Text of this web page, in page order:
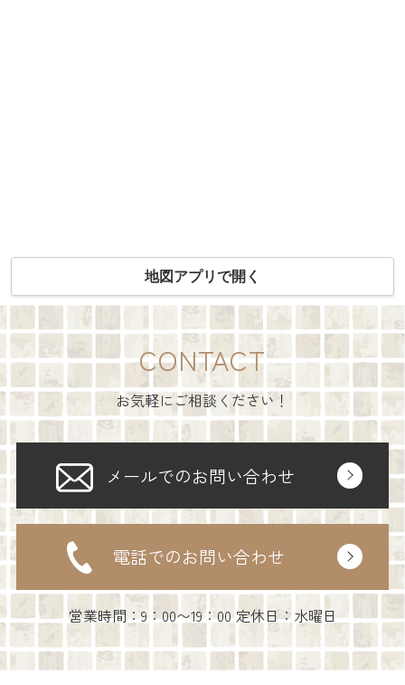
地図アプリで開く
CONTACT
お気軽にご相談ください！
メールでのお問い合わせ
電話でのお問い合わせ
営業時間：9：00〜19：00 定休日：水曜日